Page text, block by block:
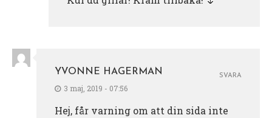
YVONNE HAGERMAN
3 maj, 2019 - 07:56
Hej, får varning om att din sida inte
SVARA